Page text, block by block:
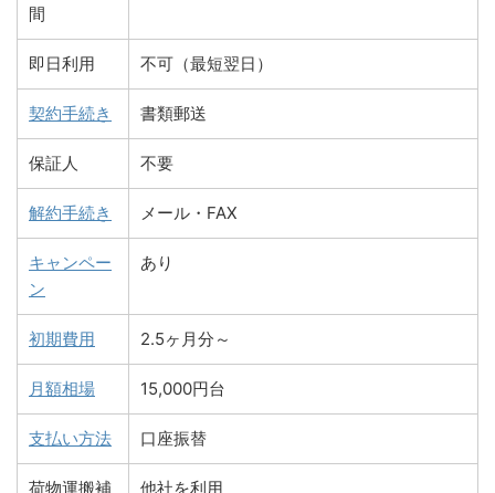
間
即日利用 不可（最短翌日）
契約手続き 書類郵送
保証人 不要
解約手続き メール・FAX
キャンペー
ン
あり
初期費用 2.5ヶ月分～
月額相場 15,000円台
支払い方法 口座振替
荷物運搬補 他社を利用